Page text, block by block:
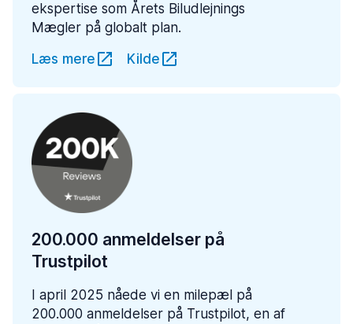
ekspertise som Årets Biludlejnings
Mægler på globalt plan.
Læs mere
Kilde
200.000 anmeldelser på
Trustpilot
I april 2025 nåede vi en milepæl på
200.000 anmeldelser på Trustpilot, en af